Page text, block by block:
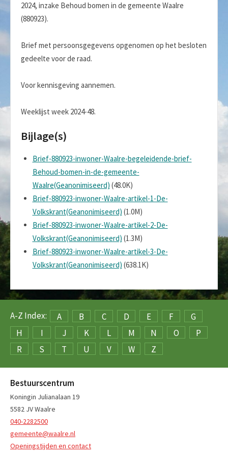
2024, inzake Behoud bomen in de gemeente Waalre
(880923).
Brief met persoonsgegevens opgenomen op het besloten
gedeelte voor de raad.
Voor kennisgeving aannemen.
Weeklijst week 2024-48.
Bijlage(s)
Brief-880923-inwoner-Waalre-begeleidende-brief-
Behoud-bomen-in-de-gemeente-
Waalre(Geanonimiseerd) (48.0K)
Brief-880923-inwoner-Waalre-artikel-1-De-
Volkskrant(Geanonimiseerd) (1.0M)
Brief-880923-inwoner-Waalre-artikel-2-De-
Volkskrant(Geanonimiseerd) (1.3M)
Brief-880923-inwoner-Waalre-artikel-3-De-
Volkskrant(Geanonimiseerd) (638.1K)
A-Z Index: A B C D E F
G
H
I J K L M N O
P
R
S T U V W Z
Bestuurscentrum
Koningin Julianalaan 19
5582 JV Waalre
040-2282500
gemeente@waalre.nl
Openingstijden en contact